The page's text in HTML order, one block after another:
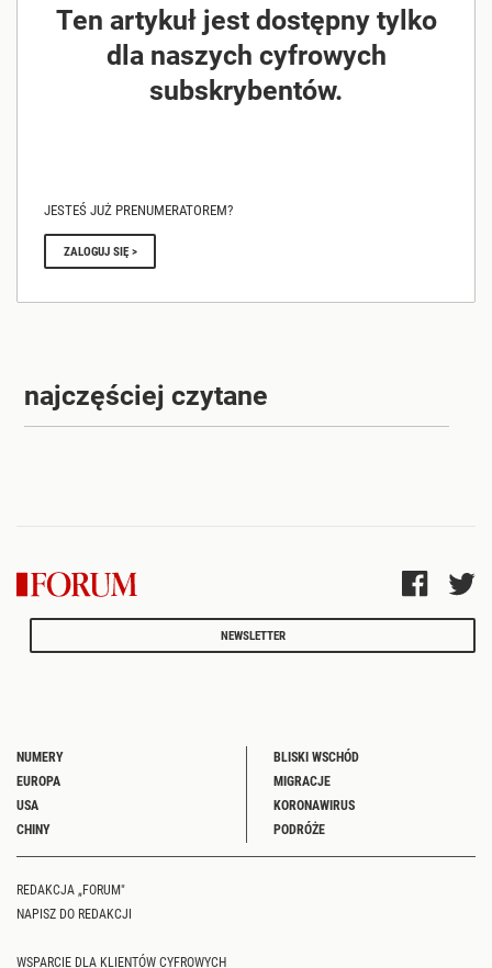
Ten artykuł jest dostępny tylko
dla naszych cyfrowych
subskrybentów.
JESTEŚ JUŻ PRENUMERATOREM?
ZALOGUJ SIĘ >
najczęściej czytane
NEWSLETTER
NUMERY
EUROPA
USA
CHINY
BLISKI WSCHÓD
MIGRACJE
KORONAWIRUS
PODRÓŻE
REDAKCJA „FORUM"
NAPISZ DO REDAKCJI
WSPARCIE DLA KLIENTÓW CYFROWYCH